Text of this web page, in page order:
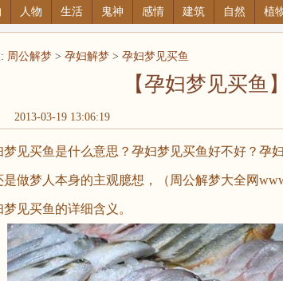
人物 生活 鬼神 感情 建筑 自然 植
周公解梦> 孕妇解梦> 孕妇梦见买鱼
【孕妇梦见买鱼】
2013-03-19 13:06:19
买鱼是什么意思？ 孕妇梦见买鱼好不好？孕
是做梦人本身的主观臆想，（周公解梦大全网
见买鱼的详细含义。